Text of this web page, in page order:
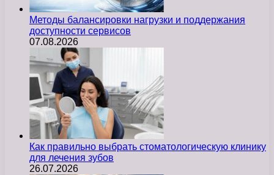
Методы балансировки нагрузки и поддержания
доступности сервисов
07.08.2026
Как правильно выбрать стоматологическую клинику
для лечения зубов
26.07.2026